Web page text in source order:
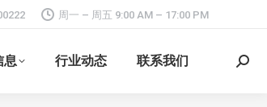
周一 – 周五 9:00 AM – 17:00 PM
息 行业动态 联系我们
搜